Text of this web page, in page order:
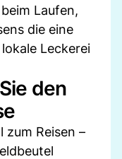
Laufen,
die eine
Leckerei
den
zum Reisen –